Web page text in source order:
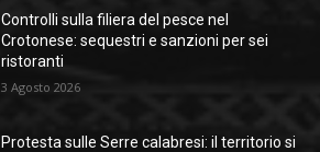
Controlli sulla filiera del pesce nel
Crotonese: sequestri e sanzioni per sei
ristoranti
3 Agosto 2026
Protesta sulle Serre calabresi: il territorio si